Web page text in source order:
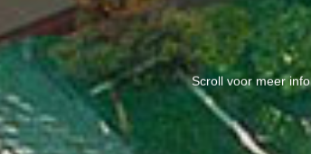
Scroll voor meer info